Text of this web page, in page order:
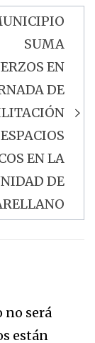
SUMA
EN
DE
EN LA
DE
no será
están